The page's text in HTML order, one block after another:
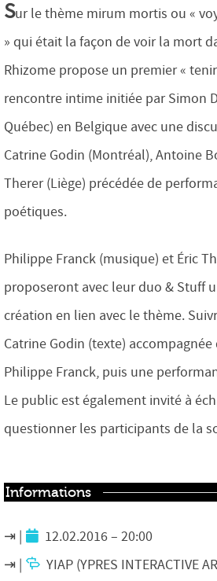
Sur le thème mirum mortis ou «
» qui était la façon de voir la mort
Rhizome propose un premier «
rencontre intime initiée par Simon
Québec) en Belgique avec une
Catrine Godin (Montréal), Antoine
Therer (Liège) précédée de
poétiques.
Philippe Franck (musique) et Éric
proposeront avec leur duo & Stuff
création en lien avec le thème.
Catrine Godin (texte)
Philippe Franck, puis une
Le public est également invité à
questionner les participants de la
Informations
12.02.2016 – 20:00
YIAP (YPRES INTERACTIVE